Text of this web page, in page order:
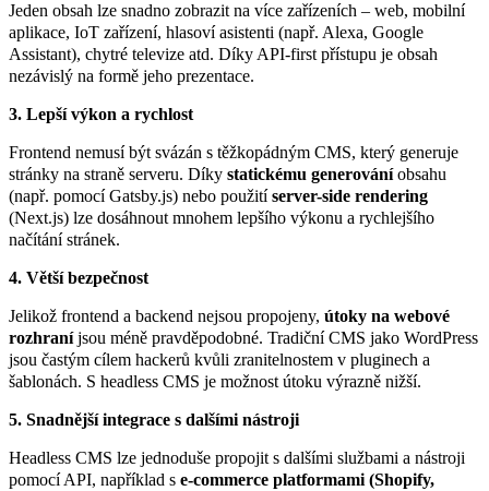
Jeden obsah lze snadno zobrazit na více zařízeních – web, mobilní
aplikace, IoT zařízení, hlasoví asistenti (např. Alexa, Google
Assistant), chytré televize atd. Díky API-first přístupu je obsah
nezávislý na formě jeho prezentace.
3. Lepší výkon a rychlost
Frontend nemusí být svázán s těžkopádným CMS, který generuje
stránky na straně serveru. Díky statickému generováníobsahu
(např. pomocí Gatsby.js) nebo použitíserver-side rendering
(Next.js) lze dosáhnout mnohem lepšího výkonu a rychlejšího
načítání stránek.
4. Větší bezpečnost
Jelikož frontend a backend nejsou propojeny, útoky na webové
rozhraníjsou méně pravděpodobné. Tradiční CMS jako WordPress
jsou častým cílem hackerů kvůli zranitelnostem v pluginech a
šablonách. S headless CMS je možnost útoku výrazně nižší.
5. Snadnější integrace s dalšími nástroji
Headless CMS lze jednoduše propojit s dalšími službami a nástroji
pomocí API, například s e-commerce platformami (Shopify,